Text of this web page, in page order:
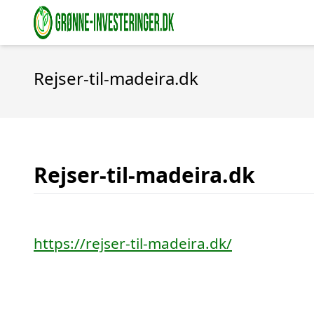
Rejser-til-madeira.dk
Rejser-til-madeira.dk
https://rejser-til-madeira.dk/